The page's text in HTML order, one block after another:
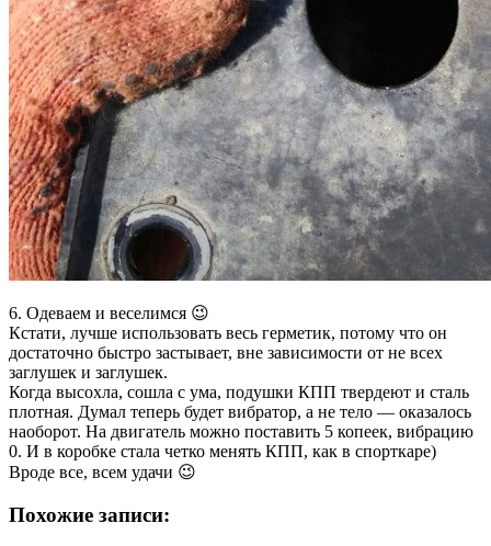
6. Одеваем и веселимся 😉
Кстати, лучше использовать весь герметик, потому что он
достаточно быстро застывает, вне зависимости от не всех
заглушек и заглушек.
Когда высохла, сошла с ума, подушки КПП твердеют и сталь
плотная. Думал теперь будет вибратор, а не тело — оказалось
наоборот. На двигатель можно поставить 5 копеек, вибрацию
0. И в коробке стала четко менять КПП, как в спорткаре)
Вроде все, всем удачи 😉
Похожие записи: